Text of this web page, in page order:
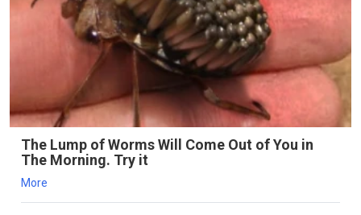
The Lump of Worms Will Come Out of You in
The Morning. Try it
More